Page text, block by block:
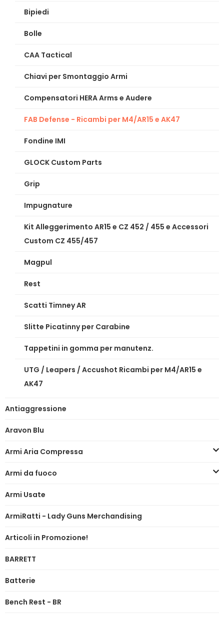
Bipiedi
Bolle
CAA Tactical
Chiavi per Smontaggio Armi
Compensatori HERA Arms e Audere
FAB Defense - Ricambi per M4/AR15 e AK47
Fondine IMI
GLOCK Custom Parts
Grip
Impugnature
Kit Alleggerimento AR15 e CZ 452 / 455 e Accessori
Custom CZ 455/457
Magpul
Rest
Scatti Timney AR
Slitte Picatinny per Carabine
Tappetini in gomma per manutenz.
UTG / Leapers / Accushot Ricambi per M4/AR15 e
AK47
Antiaggressione
Aravon Blu
Armi Aria Compressa
Armi da fuoco
Armi Usate
ArmiRatti - Lady Guns Merchandising
Articoli in Promozione!
BARRETT
Batterie
Bench Rest - BR